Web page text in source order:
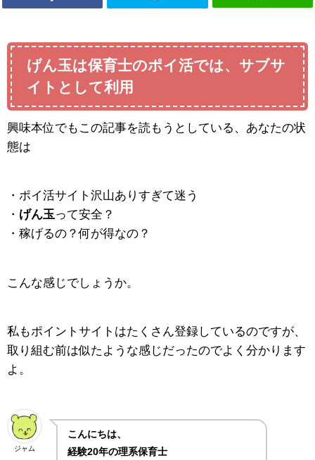
げん玉は保育士のポイ活では、サブサ
イトとして利用
興味本位でもこの記事を読もうとしている、あなたの状
態は
・ポイ活サイト沢山ありすぎて迷う
・ げん玉って安全？
・稼げるの？何が得なの？
こんな感じでしょうか。
私もポイントサイトはたくさん登録しているのですが、
取り組む前は似たような感じだったのでよく分かります
よ。
ジャム
こんにちは、
経験20年の理系保育士